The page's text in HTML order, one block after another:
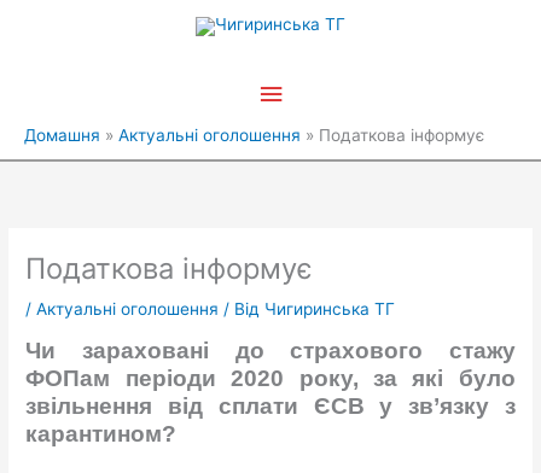
Головне
Домашня Актуальні оголошення Податкова інформує
Податкова інформує
/Актуальні оголошення / Від Чигиринська ТГ
Чи зараховані до страхового стажу
ФОПам періоди 2020 року, за які було
звільнення від сплати ЄСВ у зв’язку з
карантином?